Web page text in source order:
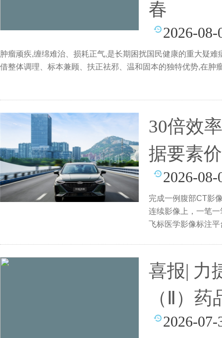
春
2026-08-
肿瘤顽疾,缠绵难治、损耗正气,是长期困扰国民健康的重大疑
借整体调理、标本兼顾、扶正祛邪、温和固本的独特优势,在肿
30倍效
据要素
2026-08-
完成一例腹部CT影
连续影像上，一笔
飞标医学影像标注
喜报| 力
（Ⅱ）
2026-07-